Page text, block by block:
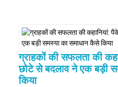
ग्राहकों की सफलता की
छोटे से बदलाव ने एक बड़ी
किया